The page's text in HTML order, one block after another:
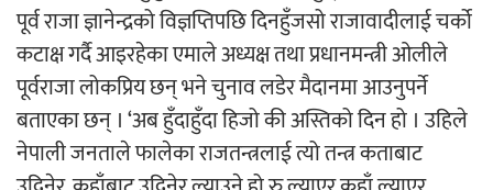
पूर्व राजा ज्ञानेन्द्रको विज्ञप्तिपछि दिनहुँजसो राजावादीलाई चर्को
कटाक्ष गर्दै आइरहेका एमाले अध्यक्ष तथा प्रधानमन्त्री ओलीले
पूर्वराजा लोकप्रिय छन् भने चुनाव लडेर मैदानमा आउनुपर्ने
बताएका छन् । ‘अब हुँदाहुँदा हिजो की अस्तिको दिन हो । उहिले
नेपाली जनताले फालेका राजतन्त्रलाई त्यो तन्त्र कताबाट